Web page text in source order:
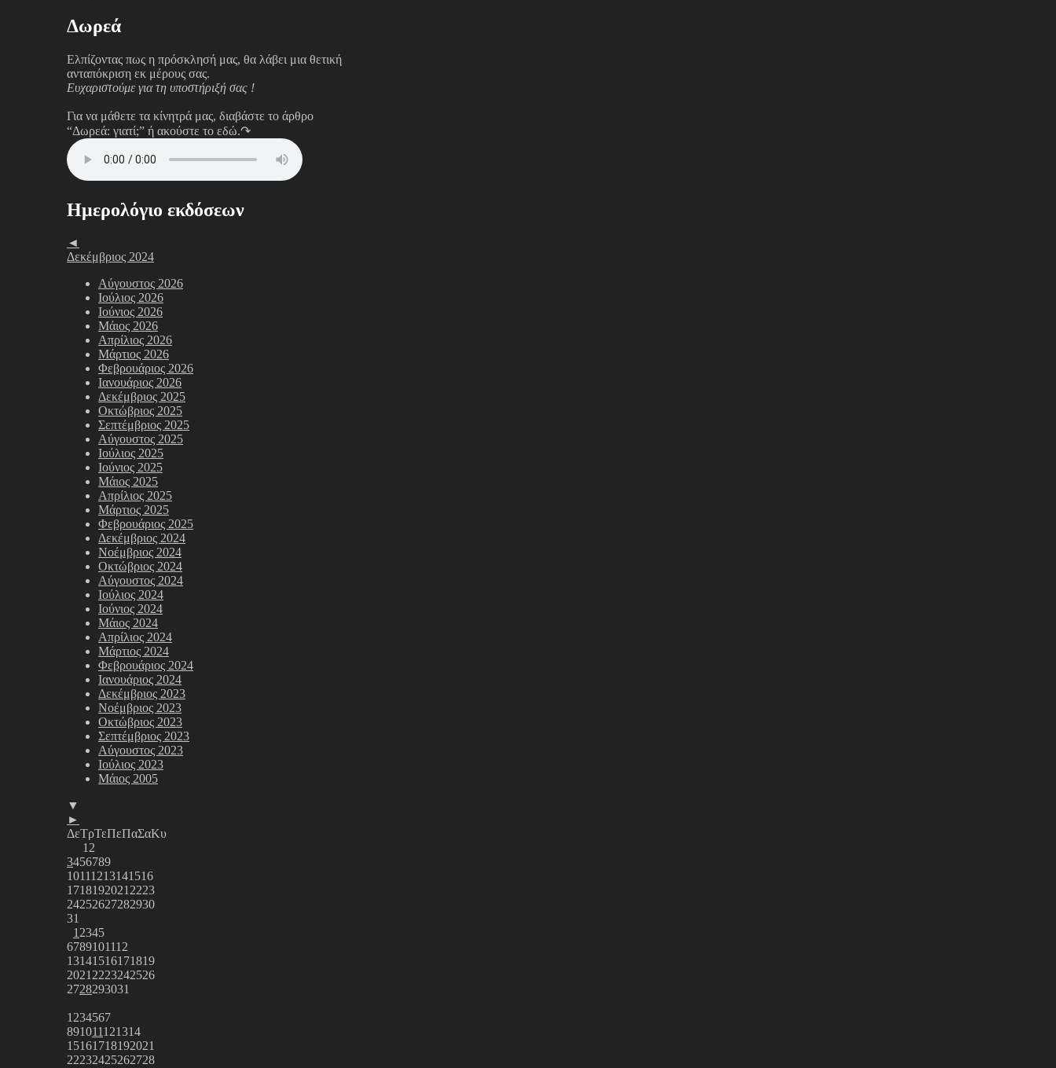
Δωρεά
Ελπίζοντας πως η πρόσκλησή μας, θα λάβει μια θετική
ανταπόκριση εκ μέρους σας.
Ευχαριστούμε για τη υποστήριξή σας !
Για να μάθετε τα κίνητρά μας, διαβάστε το άρθρο
“Δωρεά: γιατί;” ή ακούστε το εδώ.↷
Ημερολόγιο εκδόσεων
◄
Δεκέμβριος 2024
Αύγουστος 2026
Ιούλιος 2026
Ιούνιος 2026
Μάιος 2026
Απρίλιος 2026
Μάρτιος 2026
Φεβρουάριος 2026
Ιανουάριος 2026
Δεκέμβριος 2025
Οκτώβριος 2025
Σεπτέμβριος 2025
Αύγουστος 2025
Ιούλιος 2025
Ιούνιος 2025
Μάιος 2025
Απρίλιος 2025
Μάρτιος 2025
Φεβρουάριος 2025
Δεκέμβριος 2024
Νοέμβριος 2024
Οκτώβριος 2024
Αύγουστος 2024
Ιούλιος 2024
Ιούνιος 2024
Μάιος 2024
Απρίλιος 2024
Μάρτιος 2024
Φεβρουάριος 2024
Ιανουάριος 2024
Δεκέμβριος 2023
Νοέμβριος 2023
Οκτώβριος 2023
Σεπτέμβριος 2023
Αύγουστος 2023
Ιούλιος 2023
Μάιος 2005
▼
►
ΔεΤρΤεΠεΠαΣαΚυ
12
3456789
10111213141516
17181920212223
24252627282930
31
12345
6789101112
13141516171819
20212223242526
2728293031
1234567
891011121314
15161718192021
22232425262728